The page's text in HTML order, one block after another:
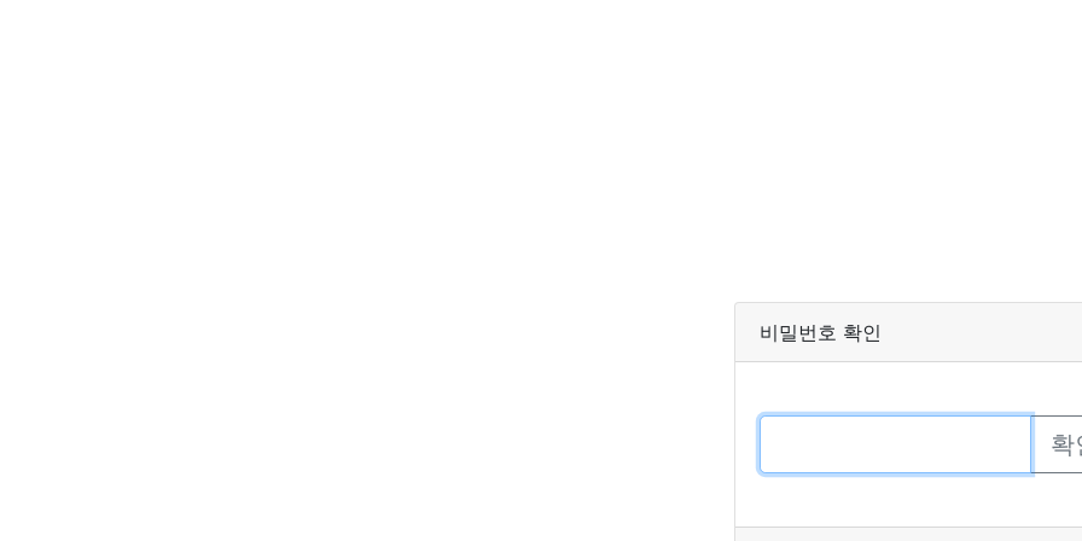
비밀번호 확인
확